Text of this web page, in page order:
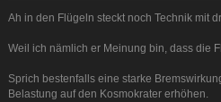
Ah in den Flügeln steckt noch Technik mit
Weil ich nämlich er Meinung bin, dass die
Sprich bestenfalls eine starke
Belastung auf den Kosmokrater erhöhen.